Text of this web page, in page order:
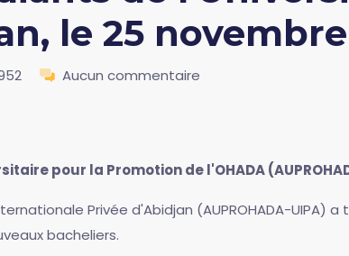
le 25
Aucun commentaire
pour la Promotion de l'OHADA
Privée d'Abidjan (AUPROHADA-
bacheliers.